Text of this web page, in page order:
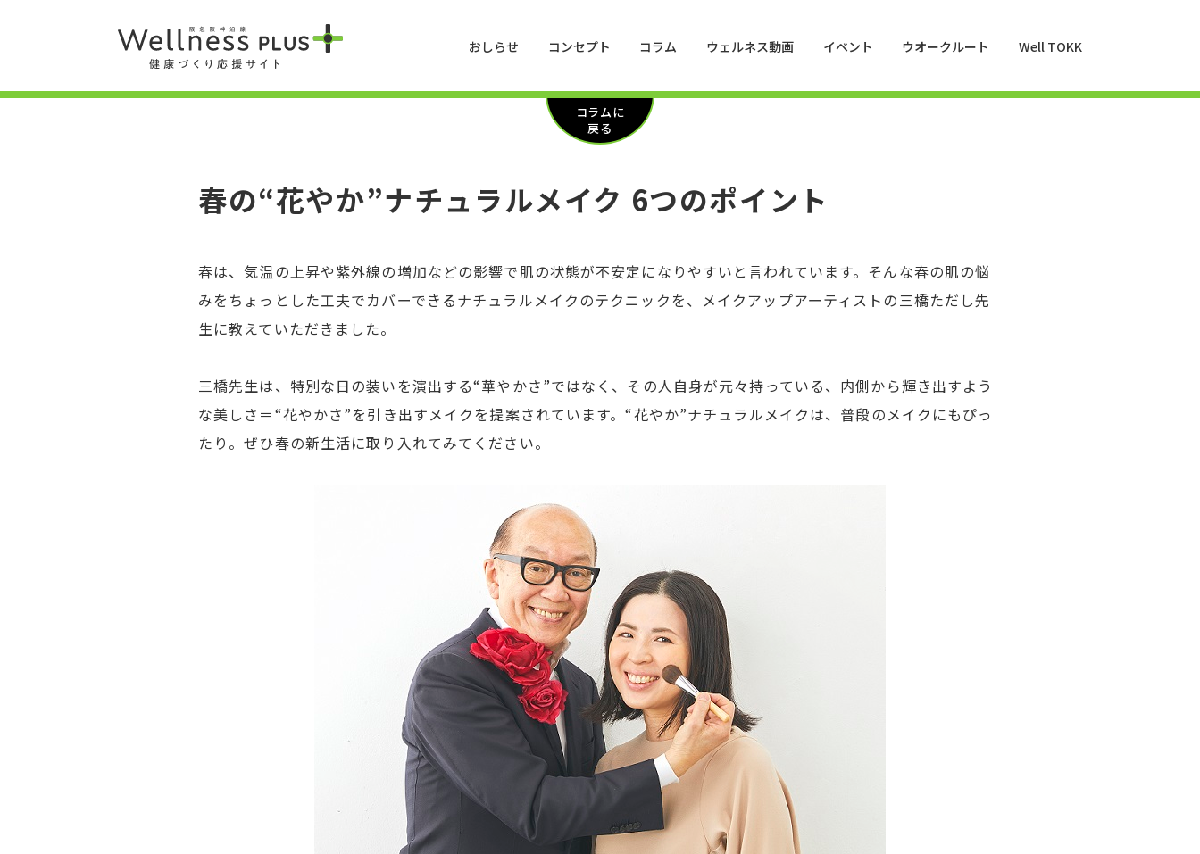
おしらせ コンセプト コラム ウェルネス動画 イベント ウオークルート Well TOKK
コラムに
戻る
春の“花やか”ナチュラルメイク 6つのポイント
春は、気温の上昇や紫外線の増加などの影響で肌の状態が不安定になりやすいと言われています。そんな春の肌の悩
みをちょっとした工夫でカバーできるナチュラルメイクのテクニックを、メイクアップアーティストの三橋ただし先
生に教えていただきました。
三橋先生は、特別な日の装いを演出する“華やかさ”ではなく、その人自身が元々持っている、内側から輝き出すよう
な美しさ＝“花やかさ”を引き出すメイクを提案されています。“花やか”ナチュラルメイクは、普段のメイクにもぴっ
たり。ぜひ春の新生活に取り入れてみてください。